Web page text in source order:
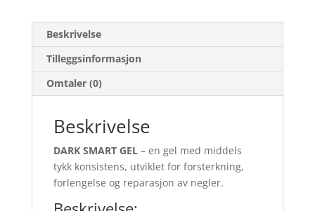
Beskrivelse
Tilleggsinformasjon
Omtaler (0)
Beskrivelse
DARK SMART GEL– en gel med middels
tykk konsistens, utviklet for forsterkning,
forlengelse og reparasjon av negler.